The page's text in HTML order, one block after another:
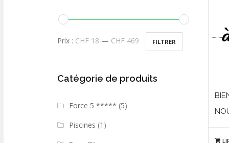
FILTRER
Prix : CHF 18 — CHF 469
Catégorie de produits
Force 5 ***** (5)
Piscines (1)